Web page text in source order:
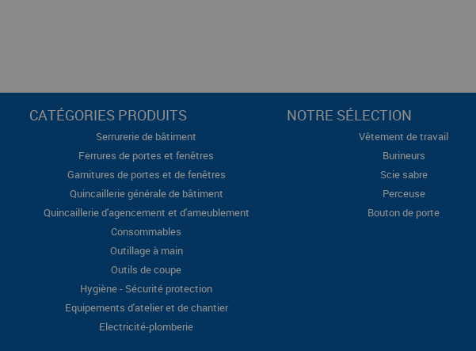
CATÉGORIES PRODUITS
Serrurerie de bâtiment
Ferrures de portes et fenêtres
Garnitures de portes et de fenêtres
Quincaillerie générale de bâtiment
Quincaillerie d'agencement et d'ameublement
Consommables
Outillage à main
Outils de coupe
Hygiène - Sécurité protection
Equipements d'atelier et de chantier
Electricité-plomberie
NOTRE SÉLECTION
Vêtement de travail
Burineurs
Scie sabre
Perceuse
Bouton de porte